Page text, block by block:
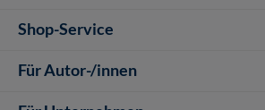
Shop-Service
Für Autor-/innen